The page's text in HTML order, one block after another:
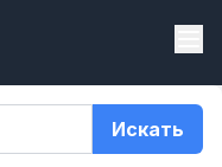
Искать